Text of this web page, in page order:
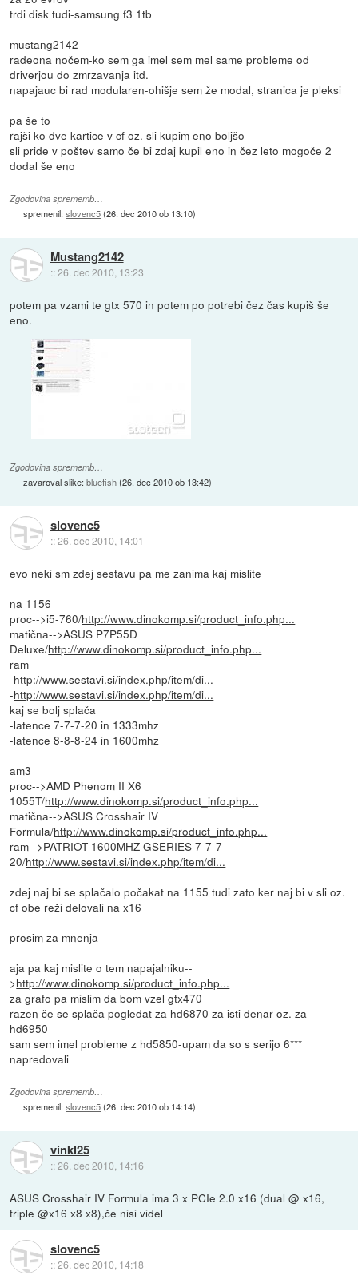
trdi disk tudi-samsung f3 1tb
mustang2142
radeona nočem-ko sem ga imel sem mel same probleme od
driverjou do zmrzavanja itd.
napajauc bi rad modularen-ohišje sem že modal, stranica je pleksi
pa še to
rajši ko dve kartice v cf oz. sli kupim eno boljšo
sli pride v poštev samo če bi zdaj kupil eno in čez leto mogoče 2
dodal še eno
Zgodovina sprememb…
spremenil:slovenc5(26. dec 2010 ob 13:10)
Mustang2142
::26. dec 2010, 13:23
potem pa vzami te gtx 570 in potem po potrebi čez čas kupiš še
eno.
Zgodovina sprememb…
zavaroval slike:bluefish(26. dec 2010 ob 13:42)
slovenc5
::26. dec 2010, 14:01
evo neki sm zdej sestavu pa me zanima kaj mislite
na 1156
proc-->i5-760/http://www.dinokomp.si/product_info.php...
matična-->ASUS P7P55D
Deluxe/http://www.dinokomp.si/product_info.php...
ram
-http://www.sestavi.si/index.php/item/di...
-http://www.sestavi.si/index.php/item/di...
kaj se bolj splača
-latence 7-7-7-20 in 1333mhz
-latence 8-8-8-24 in 1600mhz
am3
proc-->AMD Phenom II X6
1055T/http://www.dinokomp.si/product_info.php...
matična-->ASUS Crosshair IV
Formula/http://www.dinokomp.si/product_info.php...
ram-->PATRIOT 1600MHZ GSERIES 7-7-7-
20/http://www.sestavi.si/index.php/item/di...
zdej naj bi se splačalo počakat na 1155 tudi zato ker naj bi v sli oz.
cf obe reži delovali na x16
prosim za mnenja
aja pa kaj mislite o tem napajalniku--
>http://www.dinokomp.si/product_info.php...
za grafo pa mislim da bom vzel gtx470
razen če se splača pogledat za hd6870 za isti denar oz. za
hd6950
sam sem imel probleme z hd5850-upam da so s serijo 6***
napredovali
Zgodovina sprememb…
spremenil:slovenc5(26. dec 2010 ob 14:14)
vinkl25
::26. dec 2010, 14:16
ASUS Crosshair IV Formula ima 3 x PCIe 2.0 x16 (dual @ x16,
triple @x16 x8 x8),če nisi videl
slovenc5
::26. dec 2010, 14:18